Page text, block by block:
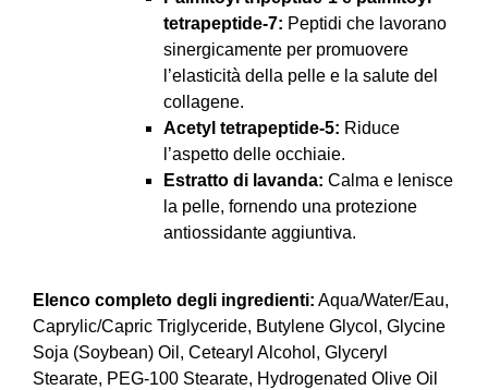
tetrapeptide-7: Peptidi che lavorano
sinergicamente per promuovere
l’elasticità della pelle e la salute del
collagene.
Acetyl tetrapeptide-5: Riduce
l’aspetto delle occhiaie.
Estratto di lavanda: Calma e lenisce
la pelle, fornendo una protezione
antiossidante aggiuntiva.
Elenco completo degli ingredienti: Aqua/Water/Eau,
Caprylic/Capric Triglyceride, Butylene Glycol, Glycine
Soja (Soybean) Oil, Cetearyl Alcohol, Glyceryl
Stearate, PEG-100 Stearate, Hydrogenated Olive Oil